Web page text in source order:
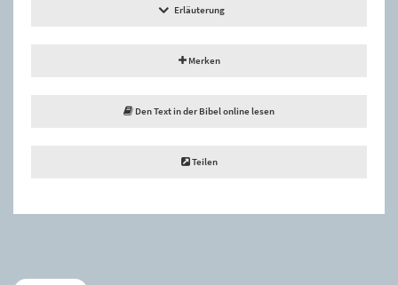
Erläuterung
Merken
Den Text in der Bibel online lesen
Teilen